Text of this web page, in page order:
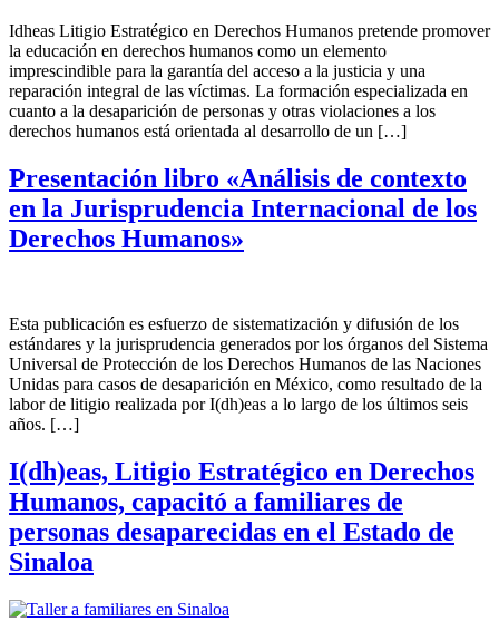
Idheas Litigio Estratégico en Derechos Humanos pretende promover
la educación en derechos humanos como un elemento
imprescindible para la garantía del acceso a la justicia y una
reparación integral de las víctimas. La formación especializada en
cuanto a la desaparición de personas y otras violaciones a los
derechos humanos está orientada al desarrollo de un […]
Presentación libro «Análisis de contexto
en la Jurisprudencia Internacional de los
Derechos Humanos»
Esta publicación es esfuerzo de sistematización y difusión de los
estándares y la jurisprudencia generados por los órganos del Sistema
Universal de Protección de los Derechos Humanos de las Naciones
Unidas para casos de desaparición en México, como resultado de la
labor de litigio realizada por I(dh)eas a lo largo de los últimos seis
años. […]
I(dh)eas, Litigio Estratégico en Derechos
Humanos, capacitó a familiares de
personas desaparecidas en el Estado de
Sinaloa